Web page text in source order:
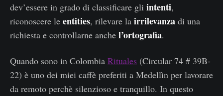
dev’essere in grado di classificare gli intenti,
riconoscere le entities, rilevare la irrilevanza di una
richiesta e controllarne anche l’ortografia.
Quando sono in Colombia Rituales (Circular 74 # 39B-
22) è uno dei miei caffè preferiti a Medellìn per lavorare
da remoto perchè silenzioso e tranquillo. In questo